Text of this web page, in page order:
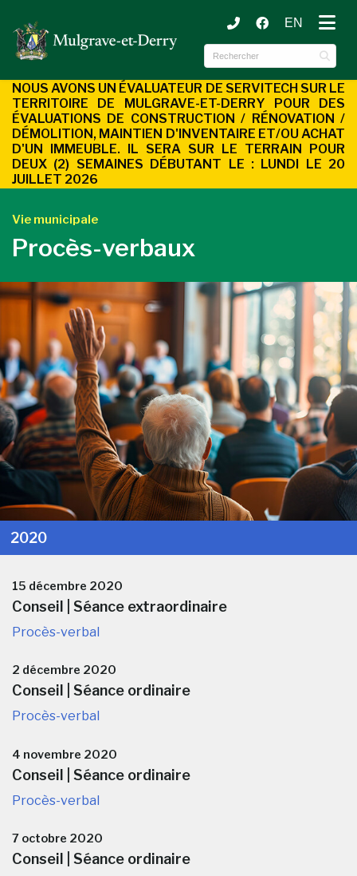
(Municipalité )
EN
NOUS AVONS UN ÉVALUATEUR DE SERVITECH SUR LE
TERRITOIRE DE MULGRAVE-ET-DERRY POUR DES
ÉVALUATIONS DE CONSTRUCTION / RÉNOVATION /
DÉMOLITION, MAINTIEN D'INVENTAIRE ET/OU ACHAT
D'UN
IMMEUBLE. IL SERA SUR LE TERRAIN POUR
DEUX (2) SEMAINES DÉBUTANT LE : LUNDI LE 20
JUILLET 2026
Vie municipale
Procès-verbaux
2020
15 décembre 2020
Conseil | Séance extraordinaire
Procès-verbal
2 décembre 2020
Conseil | Séance ordinaire
Procès-verbal
4 novembre 2020
Conseil | Séance ordinaire
Procès-verbal
7 octobre 2020
Conseil | Séance ordinaire